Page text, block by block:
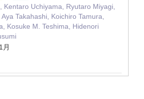
Kentaro Uchiyama, Ryutaro Miyagi,
Takahashi, Koichiro Tamura,
Kosuke M. Teshima, Hidenori